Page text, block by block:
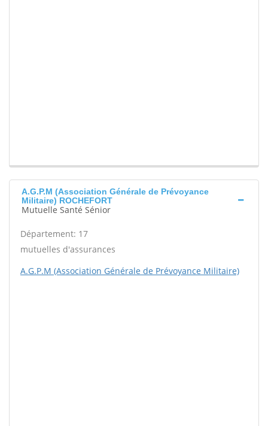
A.G.P.M (Association Générale de Prévoyance
Militaire) ROCHEFORT
Mutuelle Santé Sénior
Département: 17
mutuelles d'assurances
A.G.P.M (Association Générale de Prévoyance Militaire)